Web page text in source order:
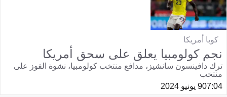
كوبا أمريكا
نجم كولومبيا يعلق على سحق أمريكا
ترك دافينسون سانشيز، مدافع منتخب كولومبيا، نشوة الفوز على
منتخب
07:049 يونيو 2024